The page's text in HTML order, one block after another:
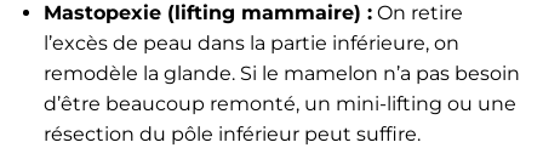
Mastopexie (lifting mammaire) :On retire
l’excès de peau dans la partie inférieure, on
remodèle la glande. Si le mamelon n’a pas besoin
d’être beaucoup remonté, un mini-lifting ou une
résection du pôle inférieur peut suffire.